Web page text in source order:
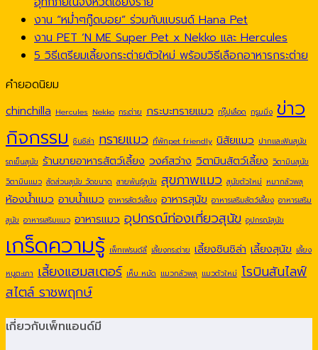
งาน “หม่ำๆกู๊ดบอย” ร่วมกับแบรนด์ Hana Pet
งาน PET ‘N ME Super Pet x Nekko และ Hercules
5 วิธีเตรียมเลี้ยงกระต่ายตัวใหม่ พร้อมวิธีเลือกอาหารกระต่าย
คำยอดนิยม
chinchilla Hercules Nekko กระต่าย กระบะทรายแมว กรุ๊ปเลือด กรูมมิ่ง ข่าว
กิจกรรม ชินชิล่า ทรายแมว ที่พักpet friendly นิสัยแมว ปากและฟันสุนัข
รถเข็นสุนัข ร้านขายอาหารสัตว์เลี้ยง วงศ์สว่าง วิตามินสัตว์เลี้ยง วิตามินสุนัข
วิตามินแมว สัดส่วนสุนัข วัดขนาด สายพันธุ์สุนัข สุขภาพแมว สุนัขตัวใหม่ หมากลัวพลุ
ห้องน้ำแมว อาบน้ำแมว อาหารสัตว์เลี้ยง อาหารสุนัข อาหารเสริมสัตว์เลี้ยง อาหารเสริม
สุนัข อาหารเสริมแมว อาหารแมว อุปกรณ์ท่องเที่ยวสุนัข อุปกรณ์สุนัข
เกร็ดความรู้ เพ็ทเฟรนด์ลี่ เลี้ยงกระต่าย เลี้ยงชินชิล่า เลี้ยงสุนัข เลี้ยง
หนูตะเภา เลี้ยงแฮมสเตอร์ เห็บ หมัด แมวกลัวพลุ แมวตัวใหม่ โรบินสันไลฟ์
สไตล์ ราชพฤกษ์
เกี่ยวกับเพ็ทแอนด์มี